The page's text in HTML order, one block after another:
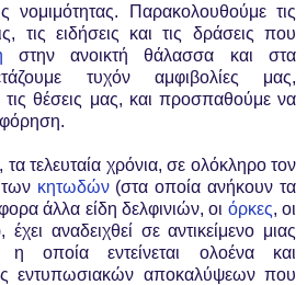
νομιμότητας. Παρακολουθούμε τις
τις ειδήσεις και τις δράσεις που
στην ανοικτή θάλασσα και στα
τυχόν αμφιβολίες μας,
τις θέσεις μας, και προσπαθούμε να
τελευταία χρόνια, σε ολόκληρο τον
κητωδών(στα οποία ανήκουν τα
άλλα είδη δελφινιών, οι όρκες, οι
έχει αναδειχθεί σε αντικείμενο μιας
η οποία εντείνεται ολοένα και
εντυπωσιακών αποκαλύψεων που